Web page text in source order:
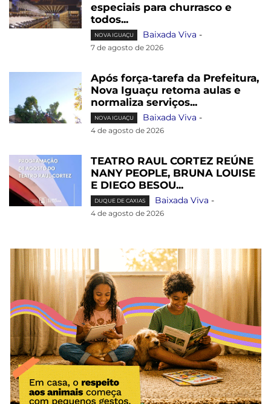
especiais para churrasco e
todos...
NOVA IGUAÇU Baixada Viva -
7 de agosto de 2026
Após força-tarefa da Prefeitura,
Nova Iguaçu retoma aulas e
normaliza serviços...
NOVA IGUAÇU Baixada Viva -
4 de agosto de 2026
TEATRO RAUL CORTEZ REÚNE
NANY PEOPLE, BRUNA LOUISE
E DIEGO BESOU...
DUQUE DE CAXIAS Baixada Viva -
4 de agosto de 2026